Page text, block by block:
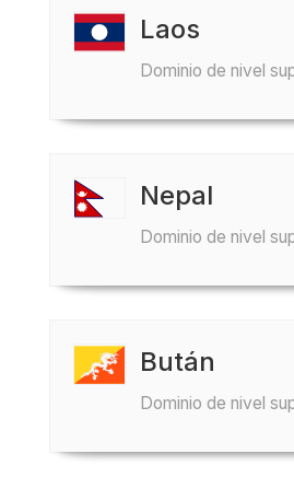
Laos
Dominio de nivel
Nepal
Dominio de nivel
Bután
Dominio de nivel